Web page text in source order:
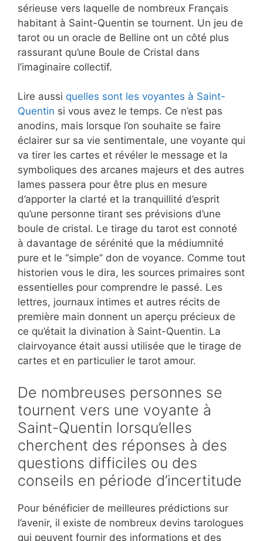
sérieuse vers laquelle de nombreux Français
habitant à Saint-Quentin se tournent. Un jeu de
tarot ou un oracle de Belline ont un côté plus
rassurant qu’une Boule de Cristal dans
l’imaginaire collectif.
Lire aussi quelles sont les voyantes à Saint-
Quentin si vous avez le temps. Ce n’est pas
anodins, mais lorsque l’on souhaite se faire
éclairer sur sa vie sentimentale, une voyante qui
va tirer les cartes et révéler le message et la
symboliques des arcanes majeurs et des autres
lames passera pour être plus en mesure
d’apporter la clarté et la tranquillité d’esprit
qu’une personne tirant ses prévisions d’une
boule de cristal. Le tirage du tarot est connoté
à davantage de sérénité que la médiumnité
pure et le “simple” don de voyance. Comme tout
historien vous le dira, les sources primaires sont
essentielles pour comprendre le passé. Les
lettres, journaux intimes et autres récits de
première main donnent un aperçu précieux de
ce qu’était la divination à Saint-Quentin. La
clairvoyance était aussi utilisée que le tirage de
cartes et en particulier le tarot amour.
De nombreuses personnes se
tournent vers une voyante à
Saint-Quentin lorsqu’elles
cherchent des réponses à des
questions difficiles ou des
conseils en période d’incertitude
Pour bénéficier de meilleures prédictions sur
l’avenir, il existe de nombreux devins tarologues
qui peuvent fournir des informations et des